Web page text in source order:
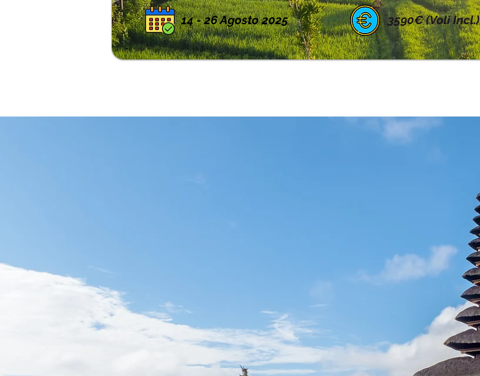
3590€ (Voli Incl.)
14 - 26 Agosto 2025